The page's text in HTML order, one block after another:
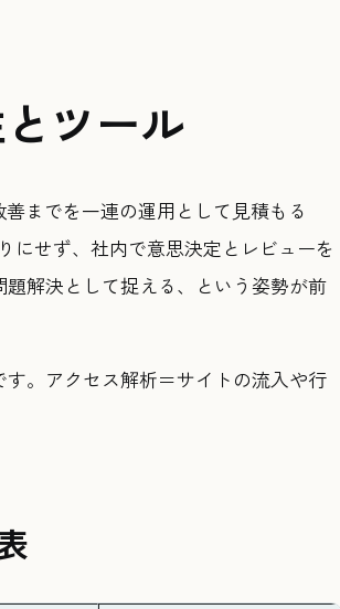
ツール
までを一連の運用として見積もる
にせず、社内で意思決定とレビューを
解決として捉える、という姿勢が前
。アクセス解析＝サイトの流入や行